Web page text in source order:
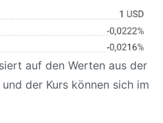
auf den Werten aus der
der Kurs können sich im